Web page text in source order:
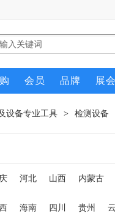
会员 品牌 展
设备专业工具 > 检测设备
河北 山西 内蒙古
海南 四川 贵州